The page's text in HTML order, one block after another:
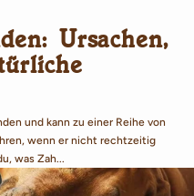
Ursachen,
und kann zu einer Reihe von
wenn er nicht rechtzeitig
was Zah...